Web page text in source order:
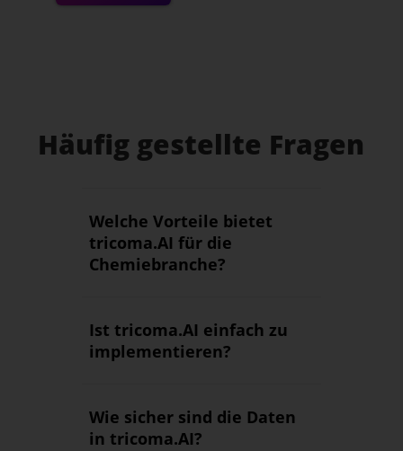
Häufig gestellte Fragen
Welche Vorteile bietet
tricoma.AI für die
Chemiebranche?
Ist tricoma.AI einfach zu
implementieren?
Wie sicher sind die Daten
in tricoma.AI?